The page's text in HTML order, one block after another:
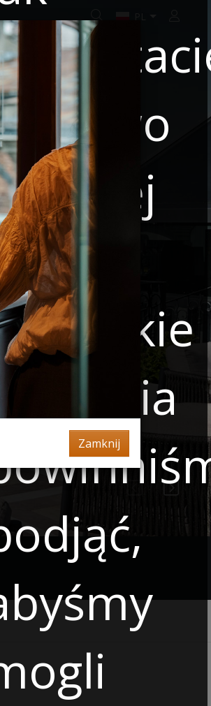
BOOK ONLINE
partnera
finalizacji rezerwacji.
naszej
jakie
działania
Zamknij